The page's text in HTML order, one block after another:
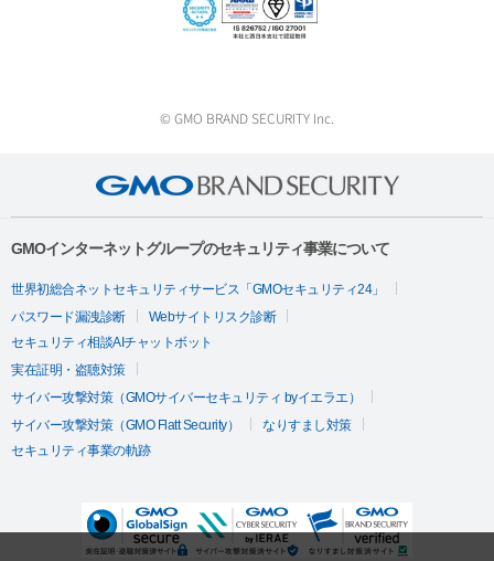
© GMO BRAND SECURITY Inc.
GMOインターネットグループのセキュリティ事業について
世界初総合ネットセキュリティサービス「GMOセキュリティ24」
パスワード漏洩診断
Webサイトリスク診断
セキュリティ相談AIチャットボット
実在証明・盗聴対策
サイバー攻撃対策（GMOサイバーセキュリティ byイエラエ）
サイバー攻撃対策（GMO Flatt Security）
なりすまし対策
セキュリティ事業の軌跡